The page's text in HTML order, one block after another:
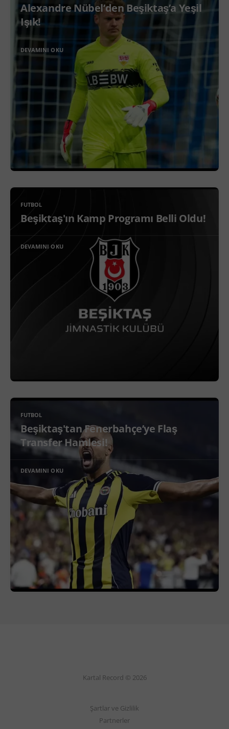
Alexandre Nübel’den Beşiktaş’a Yeşil
Işık!
DEVAMINI OKU
FUTBOL
Beşiktaş'ın Kamp Programı Belli Oldu!
DEVAMINI OKU
FUTBOL
Beşiktaş'tan Fenerbahçe’ye Flaş
Transfer Hamlesi!
DEVAMINI OKU
Kartal Record © 2026
Şartlar ve Gizlilik
Partnerler